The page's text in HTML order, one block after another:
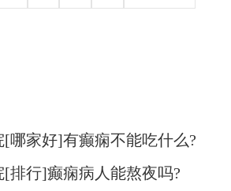
哪家好]有癫痫不能吃什么?
排行]癫痫病人能熬夜吗?